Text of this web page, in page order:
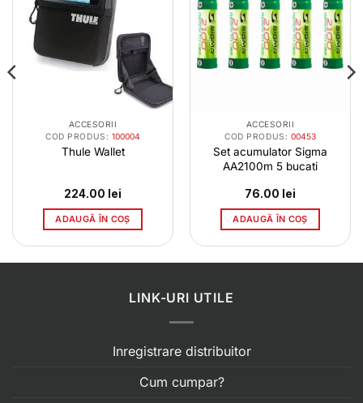
ACCESORII
COD PRODUS: 100004
Thule Wallet
224.00 lei
ADAUGĂ ÎN COȘ
ACCESORII
COD PRODUS: 00453
Set acumulator Sigma
AA2100m 5 bucati
76.00 lei
ADAUGĂ ÎN COȘ
LINK-URI UTILE
Inregistrare distribuitor
Cum cumpar?